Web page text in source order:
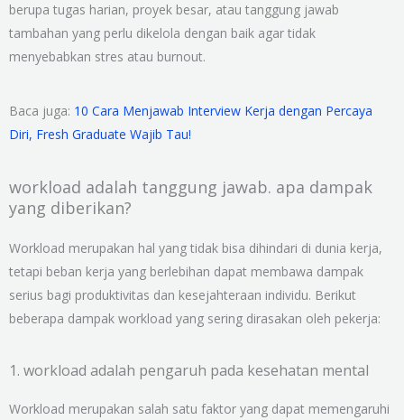
berupa tugas harian, proyek besar, atau tanggung jawab
tambahan yang perlu dikelola dengan baik agar tidak
menyebabkan stres atau burnout.
Baca juga: 10 Cara Menjawab Interview Kerja dengan Percaya
Diri, Fresh Graduate Wajib Tau!
workload adalah tanggung jawab. apa dampak
yang diberikan?
Workload merupakan hal yang tidak bisa dihindari di dunia kerja,
tetapi beban kerja yang berlebihan dapat membawa dampak
serius bagi produktivitas dan kesejahteraan individu. Berikut
beberapa dampak workload yang sering dirasakan oleh pekerja:
1. workload adalah pengaruh pada kesehatan mental
Workload merupakan salah satu faktor yang dapat memengaruhi